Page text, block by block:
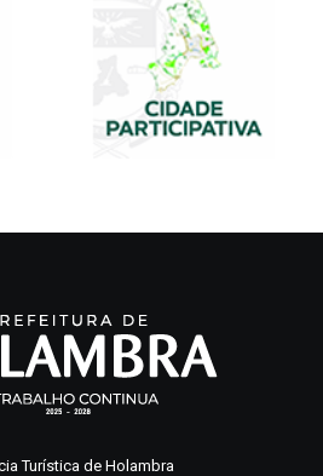
Turística de Holambra